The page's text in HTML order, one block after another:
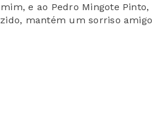
e ao Pedro Mingote Pinto,
mantém um sorriso amigo